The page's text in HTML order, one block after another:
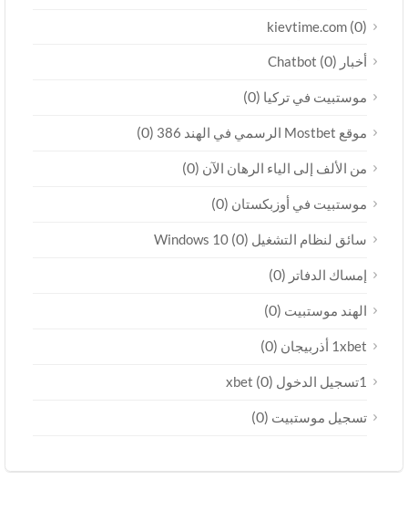
kievtime.com(0)
أخبار Chatbot(0)
موستبيت في تركيا(0)
موقع Mostbet الرسمي في الهند 386 (0)
من الألف إلى الياء الرهان الآن(0)
موستبيت في أوزبكستان(0)
سائق لنظام التشغيل Windows 10(0)
إمساك الدفاتر(0)
الهند موستبيت(0)
1xbet أذربيجان (0)
1تسجيل الدخول xbet (0)
تسجيل موستبيت(0)